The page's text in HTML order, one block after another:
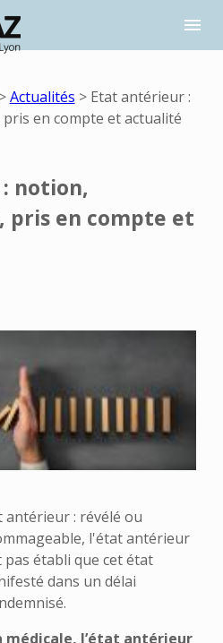
menu
>Actualités > Etat antérieur :
en compte et actualité
notion,
pris en compte et
: révélé ou
l'état antérieur
pas établi que cet état
dans un délai
médicale, l’état antérieur